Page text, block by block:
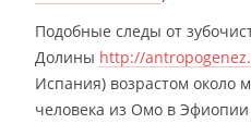
Подобные следы от
Долины http://
Испания) возрастом около
человека из Омо в